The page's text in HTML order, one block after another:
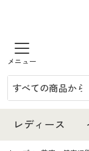
商品を探す
レディース
インナー・下着
レディース
レディース
レディース通販す
レディースファッ
インナー・下着
インナー・下着通
女性下着
メンズ
メンズ通販すべて
家電・雑貨